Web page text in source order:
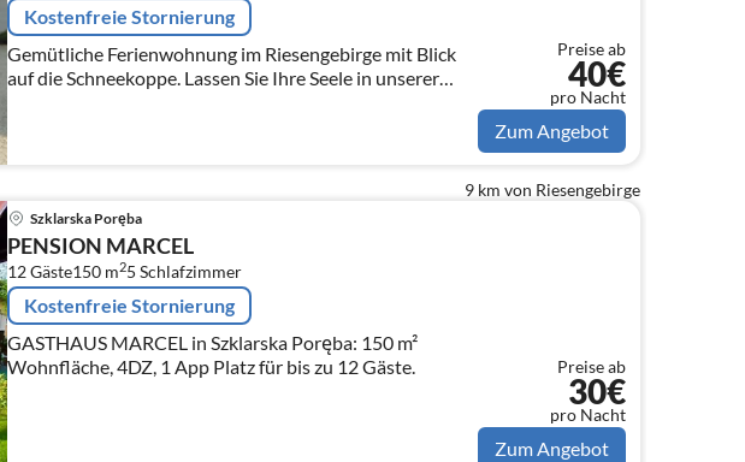
Kostenfreie Stornierung
Gemütliche Ferienwohnung im Riesengebirge mit Blick
auf die Schneekoppe. Lassen Sie Ihre Seele in unserer
Preise ab
40€
pro Nacht
Zum Angebot
9 km von Riesengebirge
Szklarska Poręba
PENSION MARCEL
12 Gäste150 m25 Schlafzimmer
Kostenfreie Stornierung
GASTHAUS MARCEL in Szklarska Poręba: 150 m²
Wohnfläche, 4DZ, 1 App Platz für bis zu 12 Gäste.
Preise ab
30€
pro Nacht
Zum Angebot